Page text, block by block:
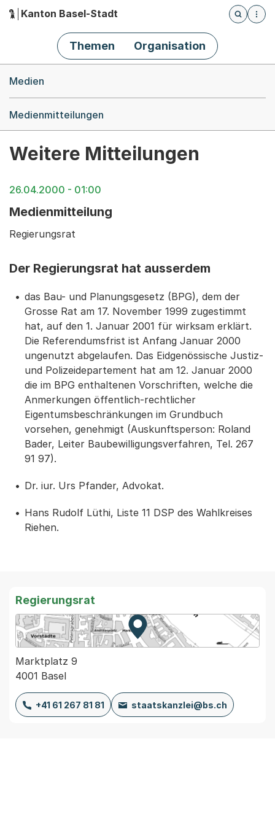
Hauptnavigation
Kanton Basel-Stadt
Öffnet
Themen Organisation
Medien
Medienmitteilungen
Weitere Mitteilungen
26.04.2000 - 01:00
Medienmitteilung
Regierungsrat
Der Regierungsrat hat ausserdem
das Bau- und Planungsgesetz (BPG), dem der
Grosse Rat am 17. November 1999 zugestimmt
hat, auf den 1. Januar 2001 für wirksam erklärt.
Die Referendumsfrist ist Anfang Januar 2000
ungenutzt abgelaufen. Das Eidgenössische Justiz-
und Polizeidepartement hat am 12. Januar 2000
die im BPG enthaltenen Vorschriften, welche die
Anmerkungen öffentlich-rechtlicher
Eigentumsbeschränkungen im Grundbuch
vorsehen, genehmigt (Auskunftsperson: Roland
Bader, Leiter Baubewilligungsverfahren, Tel. 267
91 97).
Dr. iur. Urs Pfander, Advokat.
Hans Rudolf Lüthi, Liste 11 DSP des Wahlkreises
Riehen.
Regierungsrat
Zur Karte von MapBS.
Externer Link, wird in einem
Marktplatz 9
4001 Basel
+41 61 267 81 81 staatskanzlei@bs.ch